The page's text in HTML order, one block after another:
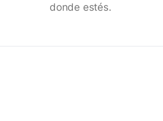
donde estés.